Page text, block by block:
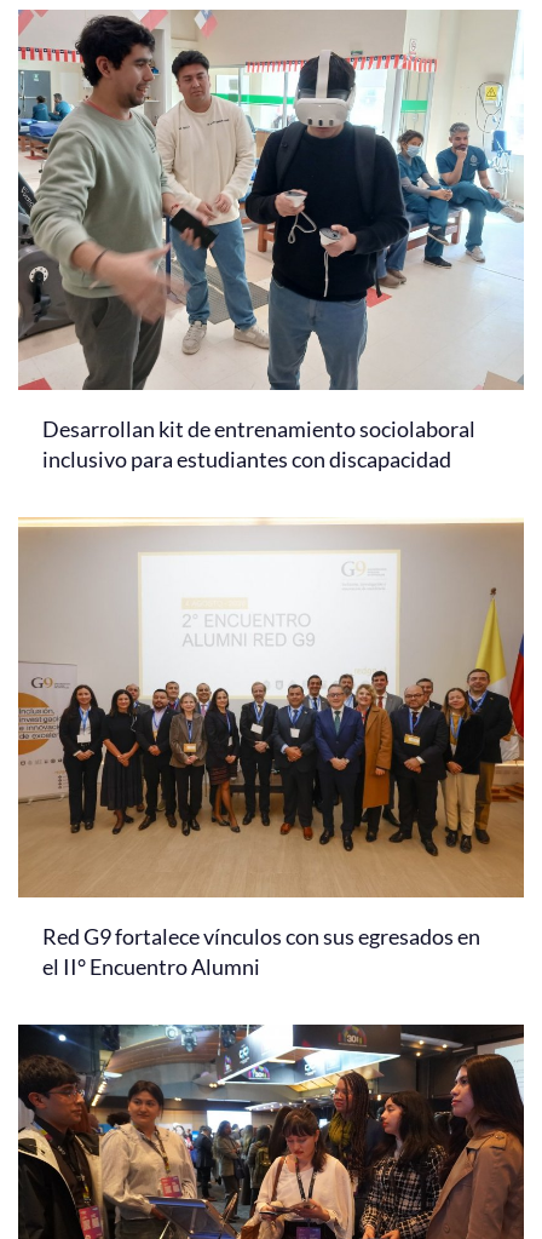
Desarrollan kit de entrenamiento sociolaboral
inclusivo para estudiantes con discapacidad
Red G9 fortalece vínculos con sus egresados en
el II° Encuentro Alumni